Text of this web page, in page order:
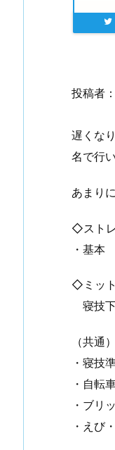
投稿者
遅くな
名で行
あまり
◇スト
・基本
◇ミット
寝技下
（共通）
・寝技
・自転
・ブリ
・えび